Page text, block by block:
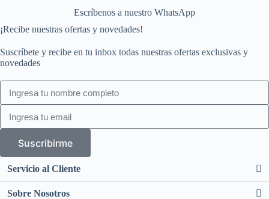
Escríbenos a nuestro WhatsApp
¡Recibe nuestras ofertas y novedades!
Suscríbete y recibe en tu inbox todas nuestras ofertas exclusivas y
novedades
Suscribirme
Servicio al Cliente
Sobre Nosotros